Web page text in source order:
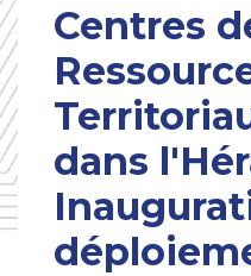
Centres
dans